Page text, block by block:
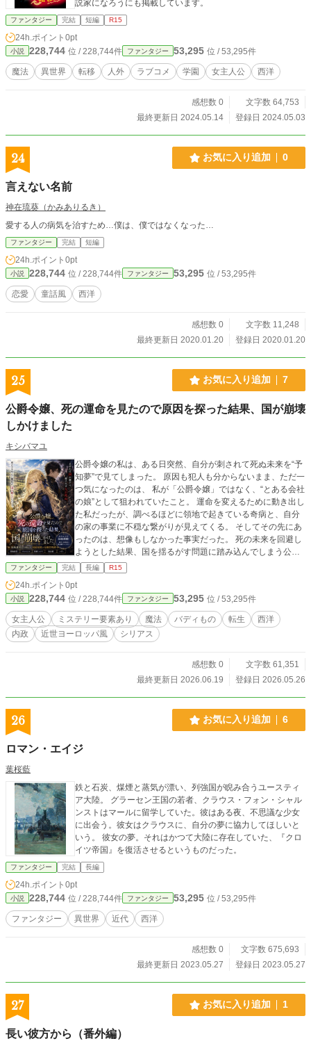
説家になろうにも掲載しています。
ファンタジー 完結 短編 R15
24h.ポイント 0pt
小説 228,744 位 / 228,744件 ファンタジー 53,295 位 / 53,295件
魔法 異世界 転移 人外 ラブコメ 学園 女主人公 西洋
感想数 0
文字数 64,753
最終更新日 2024.05.14
登録日 2024.05.03
24 お気に入り追加 0
言えない名前
神在琉葵（かみありるき）
愛する人の病気を治すため…僕は、僕ではなくなった…
ファンタジー 完結 短編
24h.ポイント 0pt
小説 228,744 位 / 228,744件 ファンタジー 53,295 位 / 53,295件
恋愛 童話風 西洋
感想数 0
文字数 11,248
最終更新日 2020.01.20
登録日 2020.01.20
25 お気に入り追加 7
公爵令嬢、死の運命を見たので原因を探った結果、国が崩壊
しかけました
キシバマユ
公爵令嬢の私は、ある日突然、自分が刺されて死ぬ未来を“予
知夢”で見てしまった。 原因も犯人も分からないまま、ただ一
つ気になったのは、 私が「公爵令嬢」ではなく、“とある会社
の娘”として狙われていたこと。 運命を変えるために動き出し
た私だったが、調べるほどに領地で起きている奇病と、自分
の家の事業に不穏な繋がりが見えてくる。 そしてその先にあ
ったのは、想像もしなかった事実だった。 死の未来を回避し
ようとした結果、国を揺るがす問題に踏み込んでしまう公爵
ファンタジー 完結 長編 R15
24h.ポイント 0pt
小説 228,744 位 / 228,744件 ファンタジー 53,295 位 / 53,295件
女主人公 ミステリー要素あり 魔法 バディもの 転生
西洋
内政
近世ヨーロッパ風 シリアス
感想数 0
文字数 61,351
最終更新日 2026.06.19
登録日 2026.05.26
26 お気に入り追加 6
ロマン・エイジ
葉桜藍
鉄と石炭、煤煙と蒸気が漂い、列強国が睨み合うユースティ
ア大陸。 グラーセン王国の若者、クラウス・フォン・シャル
ンストはマールに留学していた。彼はある夜、不思議な少女
に出会う。彼女はクラウスに、自分の夢に協力してほしいと
いう。 彼女の夢。それはかつて大陸に存在していた、『クロ
イツ帝国』を復活させるというものだった。
ファンタジー 完結 長編
24h.ポイント 0pt
小説 228,744 位 / 228,744件 ファンタジー 53,295 位 / 53,295件
ファンタジー 異世界 近代 西洋
感想数 0
文字数 675,693
最終更新日 2023.05.27
登録日 2023.05.27
27 お気に入り追加 1
長い彼方から（番外編）